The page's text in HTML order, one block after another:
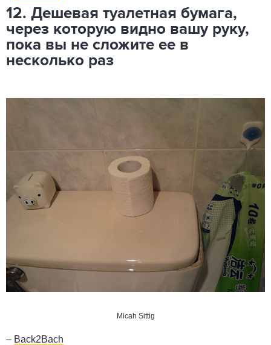
12. Дешевая туалетная бумага,
через которую видно вашу руку,
пока вы не сложите ее в
несколько раз
Micah Sittig
– Back2Bach